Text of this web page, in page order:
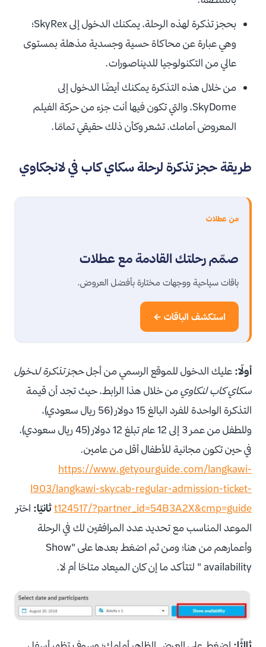
بحجز تذكرة لهذه الرحلة، يمكنك الدخول إلى SkyRex؛
وهي عبارة عن محاكاة حسية وجسدية مذهلة بمستوى
عالي من التكنولوجيا للديناصورات.
من خلال هذه التذكرة يمكنك أيضًا الدخول إلى
SkyDome، والتي تكون فيها أنت جزء من حركة الفيلم
المعروض أمامك، تشعر وكأن ذلك حقيقي تمامًا.
طريقة حجز تذكرة لرحلة سكاي كاب في لانجكاوي
من عطلات
صمّم رحلتك القادمة مع عطلات
باقات سياحية ووجهات مختارة بأفضل العروض.
استكشف الباقات ←
أولًا: عليك الدخول للموقع الرسمي من أجلحجز تذكرة لدخول
سكاي كاب لنكاويمن خلال هذا الرابط، حيث تجد أن قيمة
التذكرة الواحدة للفرد البالغ 15 دولار (56 ريال سعودي)،
وللطفل من عمر 3 إلى 12 عام تبلغ 12 دولار (45 ريال سعودي)،
في حين تكون مجانية للأطفال أقل من عامين.
https://www.getyourguide.com/langkawi-
l903/langkawi-skycab-regular-admission-ticket-
t124517/?partner_id=54B3A2X&cmp=guideثانيًا: اختر
الموعد المناسب مع تحديد عدد المرافقين لك في الرحلة
وأعمارهم من هنا؛ ومن ثم اضغط بعدها على "Show
availability " لتتأكد ما إن كان الميعاد متاحًا أم لا.